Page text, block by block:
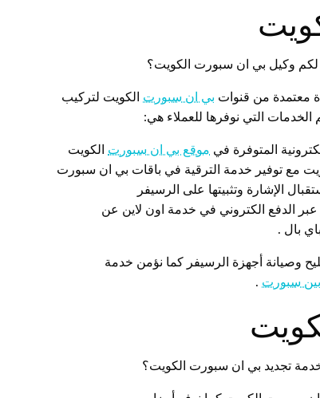
وكيل بي ان سبورت الكويت؟
معتمدة من قنوات بي ان سبورت الكويت لتركيب
التي نوفرها للعملاء هي:
المتوفرة في موقع بي ان سبورت الكويت
مع توفير خدمة الترقية في باقات بي ان سبورت
الإشارة وتثبيتها على الرسيفر
الدفع الكتروني في خدمة اون لاين عن
بال .
وصيانة أجهزة الرسيفر كما نؤمن خدمة
بين سبورت .
تجديد بي ان سبورت الكويت؟